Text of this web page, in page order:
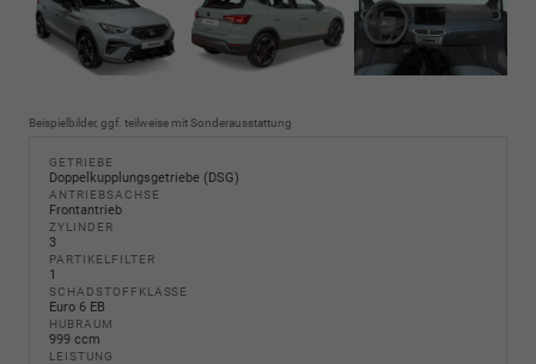
Beispielbilder, ggf. teilweise mit Sonderausstattung
GETRIEBE
Doppelkupplungsgetriebe (DSG)
ANTRIEBSACHSE
Frontantrieb
ZYLINDER
3
PARTIKELFILTER
1
SCHADSTOFFKLASSE
Euro 6 EB
HUBRAUM
999 ccm
LEISTUNG